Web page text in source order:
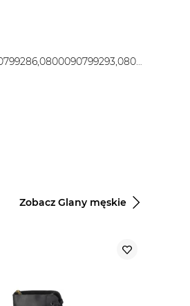
0000207479609,0800090799255,0800090799262,0800090799279,0800090799286,0800090799293,0800090799309,0800090799316,0800090799323,0800090799330,0800090799347,0800090823288,0800090823301,0800090823325
Zobacz Glany męskie